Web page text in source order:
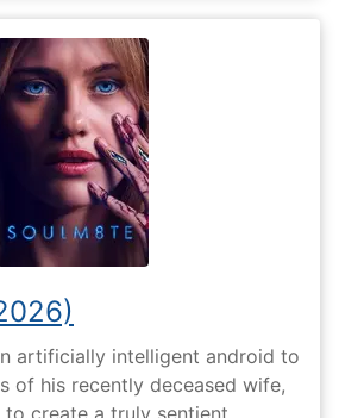
artificially intelligent android to
of his recently deceased wife,
create a truly sentient